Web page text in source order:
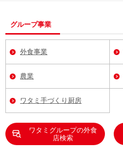
グループ事業
外食事業
農業
ワタミ手づくり厨房
ワタミグループの外食
店検索